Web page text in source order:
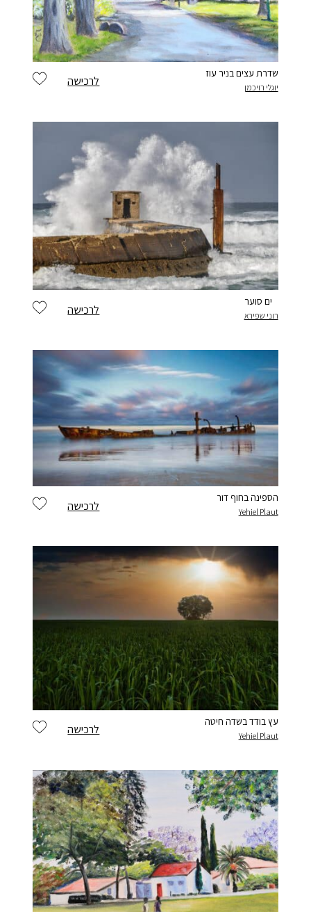
לרכישה
שדרת עצים בניר עוז
יוגלי רויכמן
לרכישה
ים סוער
רוני שפירא
לרכישה
הספינה בחוף דור
Yehiel Plaut
לרכישה
עץ בודד בשדה חיטה
Yehiel Plaut